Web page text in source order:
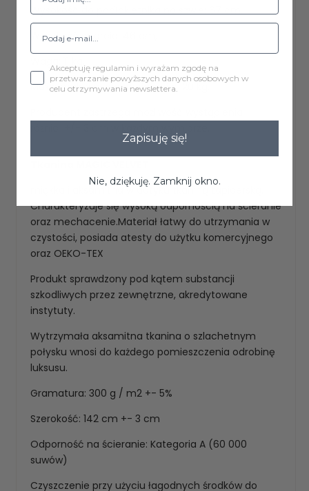
Wysokość do podłokietnika na szwie: 67 cm,
Wysokość oparcia: 46 cm,
Maksymalna waga obciążenia: 120 kg.
miękka i aksamitna w dotyku tkaniną tapicerską.
Charakteryzuje się wysoką odpornością na ścieranie
oraz mechacenie.Materiał łatwy do utrzymania w
czystości, posiada atesty do użytku komercyjnego
oraz OEKO-TEX
Produkt sprawdzony pod kątem substancji
szkodliwych przez zewnętrzne, akredytowane
instytuty.
Wytrzymała aksamitna tkanina o szlachetnym
połysku wnosi do każdego pomieszczenia odrobinę
luksusu.
Gramatura: 300 g / m2 +- 5%
Szerokość: 142 cm +- 3 cm
Odporność na ścieranie: Kategoria A (60 000
suwów)
Czyszczenie przy użyciu łagodnych środków do
Akceptuję regulamin i wyrażam zgodę na
przetwarzanie powyższych danych osobowych w
celu otrzymywania newslettera.
Zapisuję się!
Nie, dziękuję. Zamknij okno.